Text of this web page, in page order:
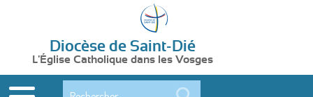
Diocèse de Saint-Dié
L'Église Catholique dans les Vosges